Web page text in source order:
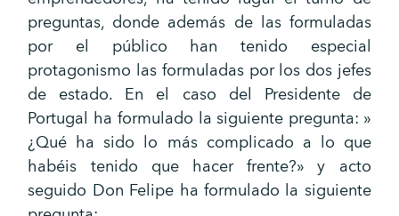
preguntas, donde además de las formuladas
por el público han tenido especial
protagonismo las formuladas por los dos jefes
de estado. En el caso del Presidente de
Portugal ha formulado la siguiente pregunta: »
¿Qué ha sido lo más complicado a lo que
habéis tenido que hacer frente?» y acto
seguido Don Felipe ha formulado la siguiente